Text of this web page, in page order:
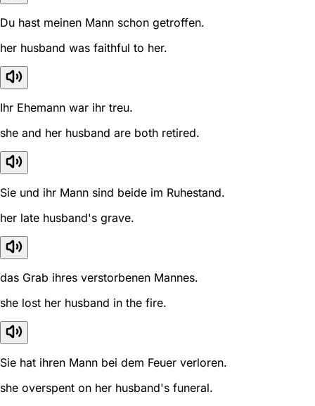
Du hast meinen Mann schon getroffen.
her husband was faithful to her.
Ihr Ehemann war ihr treu.
she and her husband are both retired.
Sie und ihr Mann sind beide im Ruhestand.
her late husband's grave.
das Grab ihres verstorbenen Mannes.
she lost her husband in the fire.
Sie hat ihren Mann bei dem Feuer verloren.
she overspent on her husband's funeral.